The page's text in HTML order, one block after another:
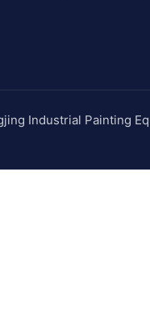
Industrial Painting